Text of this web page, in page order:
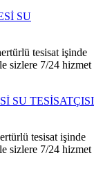
SU
tesisat işinde
sizlere 7/24 hizmet
SU TESİSATÇISI
tesisat işinde
sizlere 7/24 hizmet